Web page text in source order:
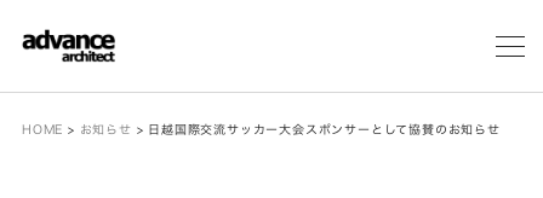
メ
HOME > お知らせ > 日越国際交流サッカー大会スポンサーとして協賛のお知らせ